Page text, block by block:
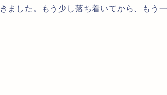
ました。もう少し落ち着いてから、もう一